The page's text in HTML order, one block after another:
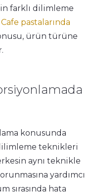
farklı dilimleme
Cafe pastalarında
ürün türüne
konusunda
teknikleri
aynı teknikle
yardımcı
sırasında hata